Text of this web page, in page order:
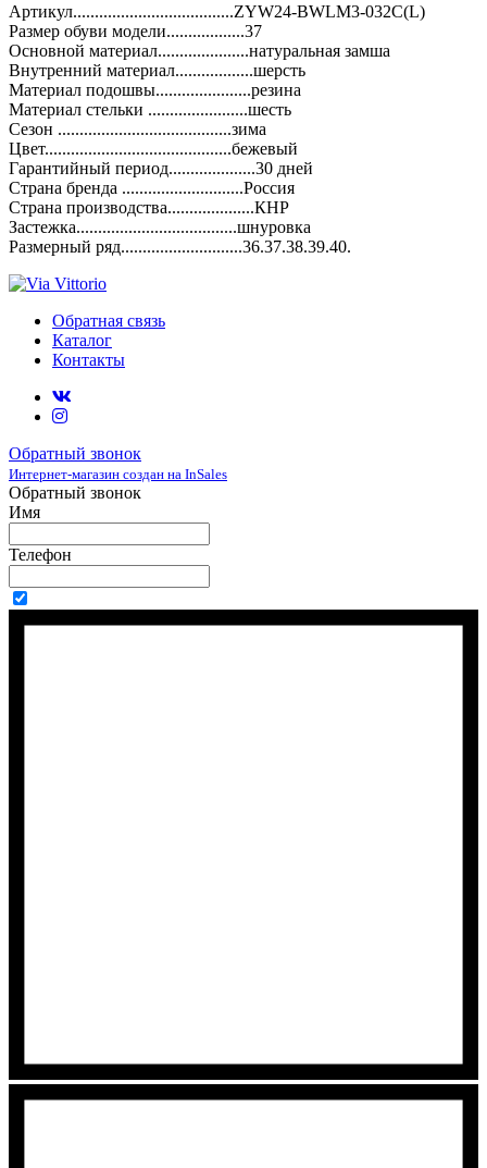
Артикул.....................................ZYW24-BWLM3-032C(L)
Размер обуви модели..................37
Основной материал.....................натуральная замша
Внутренний материал..................шерсть
Материал подошвы......................резина
Материал стельки .......................шесть
Сезон ........................................зима
Цвет...........................................бежевый
Гарантийный период....................30 дней
Страна бренда ............................Россия
Страна производства....................КНР
Застежка.....................................шнуровка
Размерный ряд............................36.37.38.39.40.
Обратная связь
Каталог
Контакты
Обратный звонок
Интернет-магазин создан на InSales
Обратный звонок
Имя
Телефон